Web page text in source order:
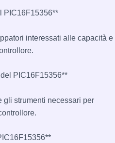
PIC16F15356**
interessati alle capacità e
PIC16F15356**
gli strumenti necessari per